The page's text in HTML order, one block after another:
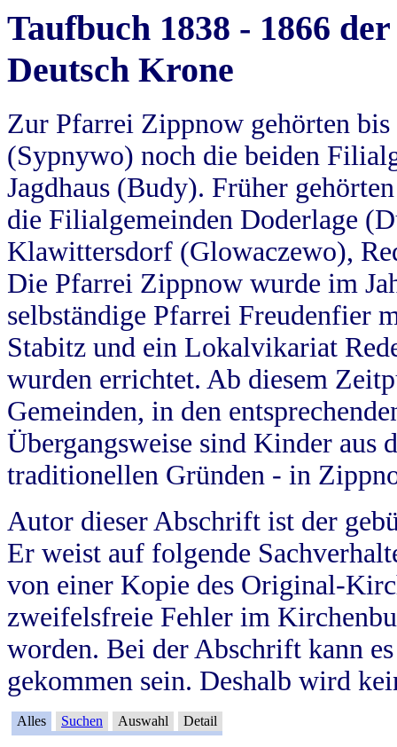
Taufbuch 1838 - 1866
Deutsch Krone
Zur Pfarrei Zippnow gehörten
(Sypnywo) noch die beiden
Jagdhaus (Budy). Früher
die Filialgemeinden Doderlage
Klawittersdorf (Glowaczewo),
Die Pfarrei Zippnow wurde im
selbständige Pfarrei Freudenfier
Stabitz und ein Lokalvikariat
wurden errichtet. Ab diesem
Gemeinden, in den
Übergangsweise sind Kinder aus
traditionellen Gründen - in
Autor dieser Abschrift ist der
Er weist auf folgende
von einer Kopie des Original-
zweifelsfreie Fehler im
worden. Bei der Abschrift kann
gekommen sein. Deshalb wird
Alles Suchen Auswahl Detail